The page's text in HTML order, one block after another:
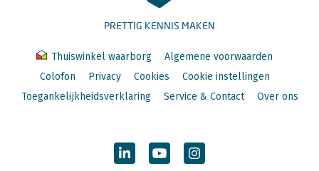
PRETTIG KENNIS MAKEN
Thuiswinkel waarborg
Algemene voorwaarden
Colofon
Privacy Cookies
Cookie instellingen
Toegankelijkheidsverklaring
Service & Contact Over ons